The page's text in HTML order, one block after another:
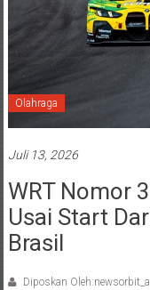
Olahraga
Juli 13, 2026
WRT Nomor
Usai Start
Brasil
Diposkan